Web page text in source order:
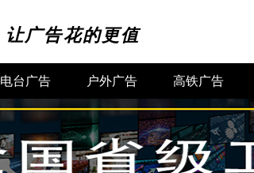
让广告花的更值
电台广告 户外广告 高铁广告